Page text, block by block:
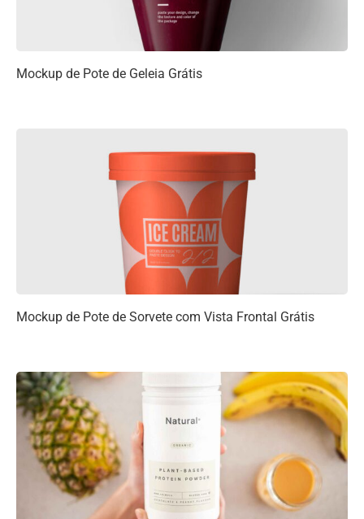
Mockup de Pote de Geleia Grátis
Mockup de Pote de Sorvete com Vista Frontal Grátis